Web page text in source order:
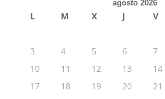
agosto 2026
L M X J V
3
4 5 6 7
10
11 12 13 14
17
18 19 20 21